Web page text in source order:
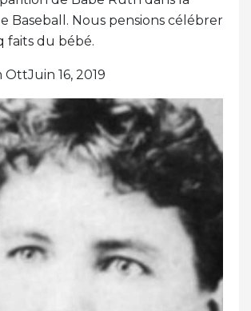
Baseball. Nous pensions célébrer
faits du bébé.
OttJuin 16, 2019